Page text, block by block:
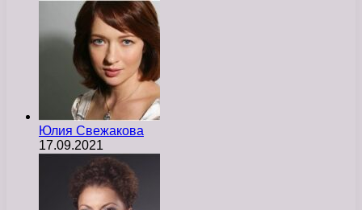
Юлия Свежакова
17.09.2021